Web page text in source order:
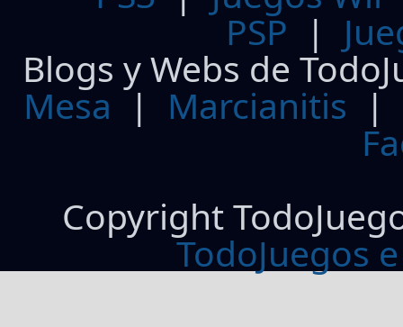
PSP |
Blogs y Webs de
Mesa | Marcianitis |
Copyright
TodoJuegos